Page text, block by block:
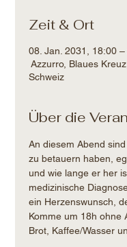
Zeit & Ort
08. Jan. 2031, 18:00
Azzurro, Blaues
Schweiz
Über die
An diesem Abend
zu betauern haben,
und wie lange er her
medizinische
ein Herzenswunsch,
Komme um 18h ohne
Brot, Kaffee/Wasser